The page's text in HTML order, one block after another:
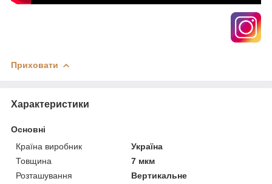
Приховати
Характеристики
Основні
Країна виробник
Україна
Товщина
7 мкм
Розташування
Вертикальне